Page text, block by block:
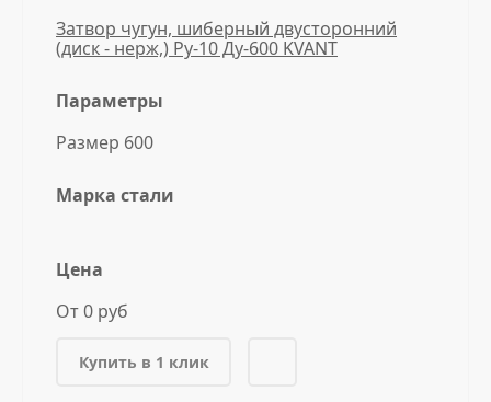
Затвор чугун, шиберный двусторонний
(диск - нерж,) Ру-10 Ду-600 KVANT
Параметры
Размер 600
Марка стали
Цена
От 0 руб
Купить в 1 клик